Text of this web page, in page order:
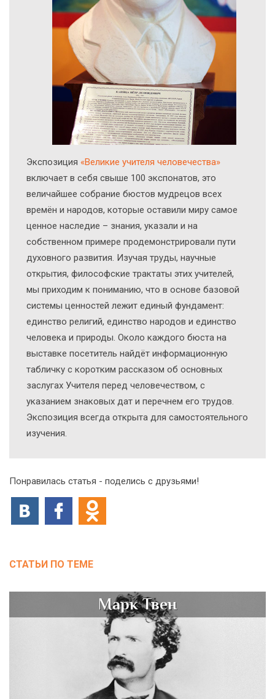
Экcпозиция «Великие учителя человечества»
включает в себя свыше 100 экспонатов, это
величайшее собрание бюстов мудрецов всех
времён и народов, которые оставили миру самое
ценное наследие – знания, указали и на
собственном примере продемонстрировали пути
духовного развития. Изучая труды, научные
открытия, философские трактаты этих учителей,
мы приходим к пониманию, что в основе базовой
системы ценностей лежит единый фундамент:
единство религий, единство народов и единство
человека и природы. Около каждого бюста на
выставке посетитель найдёт информационную
табличку с коротким рассказом об основных
заслугах Учителя перед человечеством, с
указанием знаковых дат и перечнем его трудов.
Экспозиция всегда открыта для самостоятельного
изучения.
Понравилась статья - поделись с друзьями!
СТАТЬИ ПО ТЕМЕ
Марк Твен